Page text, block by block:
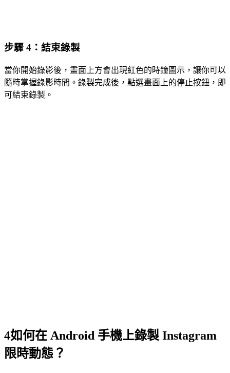
步驟 4：結束錄製
當你開始錄影後，畫面上方會出現紅色的時鐘圖示，讓你可以
隨時掌握錄影時間。錄製完成後，點選畫面上的停止按鈕，即
可結束錄製。
4如何在 Android 手機上錄製 Instagram
限時動態？